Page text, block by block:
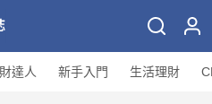
達人 新手入門 生活理財